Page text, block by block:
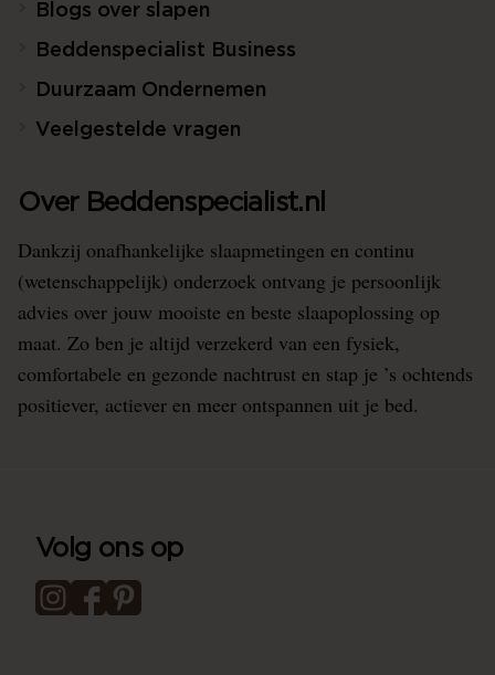
Blogs over slapen
Beddenspecialist Business
Duurzaam Ondernemen
Veelgestelde vragen
Over Beddenspecialist.nl
Dankzij onafhankelijke slaapmetingen en continu
(wetenschappelijk) onderzoek ontvang je persoonlijk
advies over jouw mooiste en beste slaapoplossing op
maat. Zo ben je altijd verzekerd van een fysiek,
comfortabele en gezonde nachtrust en stap je ’s ochtends
positiever, actiever en meer ontspannen uit je bed.
Volg ons op